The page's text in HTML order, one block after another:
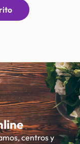
centros y